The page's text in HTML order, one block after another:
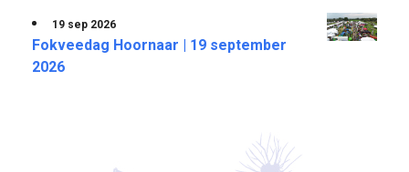
19 sep 2026
Fokveedag Hoornaar | 19 september
2026